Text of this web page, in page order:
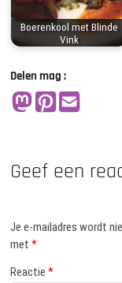
Boerenkool met Blinde
Vink
Delen mag :
Geef een
Je e-mailadres wordt
met*
Reactie*